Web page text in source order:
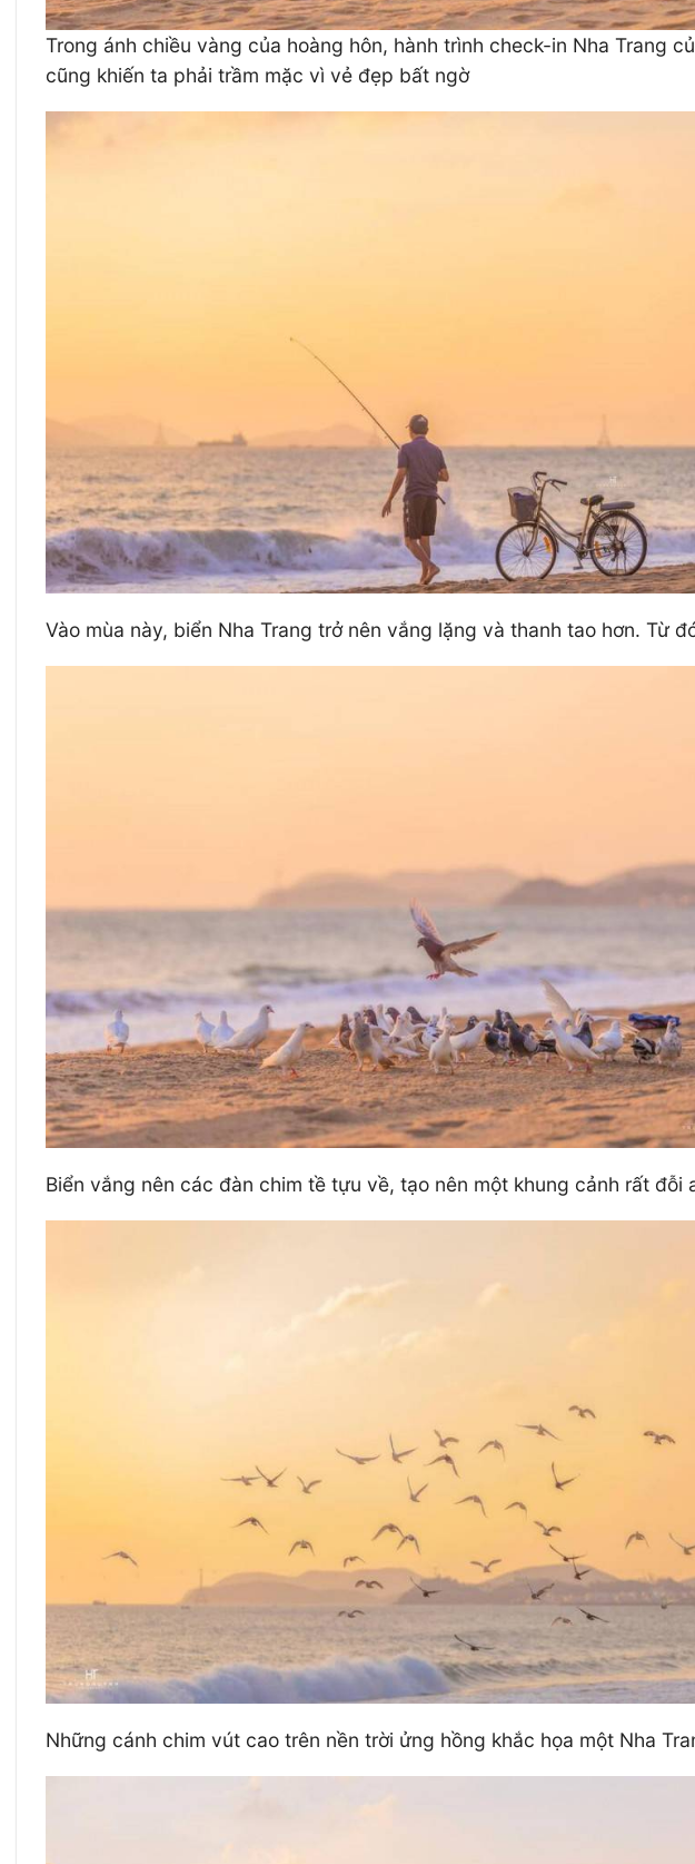
Trong ánh chiều vàng của hoàng hôn, hành trình check-in Nha Trang
cũng khiến ta phải trầm mặc vì vẻ đẹp bất ngờ
Vào mùa này, biển Nha Trang trở nên vắng lặng và thanh tao hơn.
Biển vắng nên các đàn chim tề tựu về, tạo nên một khung cảnh rất đỗi
Những cánh chim vút cao trên nền trời ửng hồng khắc họa một Nha